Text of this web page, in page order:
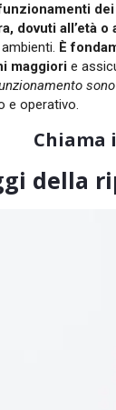
dovuti all’età
È
maggiori e
e operativo.
Chiama
della